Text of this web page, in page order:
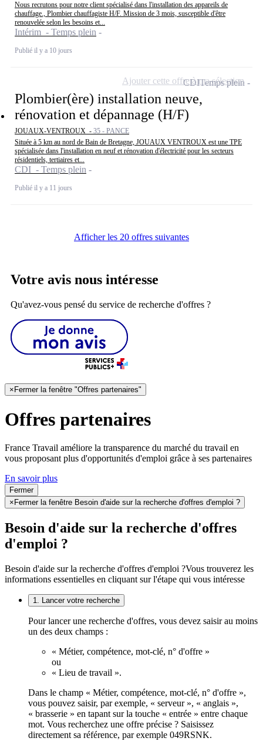
Nous recrutons pour notre client spécialisé dans l'installation des appareils de
chauffage., Plombier chauffagiste H/F. Mission de 3 mois, susceptible d'être
renouvelée selon les besoins et...
Intérim - Temps plein
Publié il y a 10 jours
Plombier(ère) installation neuve,
rénovation et dépannage (H/F)
JOUAUX-VENTROUX - 35 - PANCE
Située à 5 km au nord de Bain de Bretagne, JOUAUX VENTROUX est une TPE
spécialisée dans l'installation en neuf et rénovation d'électricité pour les secteurs
résidentiels, tertiaires et...
CDI - Temps plein
Publié il y a 11 jours
CDITemps plein
Ajouter cette offre à ma sélection
Afficher les 20 offres suivantes
Votre avis nous intéresse
Qu'avez-vous pensé du service de recherche d'offres ?
× Fermer la fenêtre "Offres partenaires"
Offres partenaires
France Travail améliore la transparence du marché du travail en
vous proposant plus d'opportunités d'emploi grâce à ses partenaires
En savoir plus
Fermer
× Fermer la fenêtre Besoin d'aide sur la recherche d'offres d'emploi ?
Besoin d'aide sur la recherche d'offres
d'emploi ?
Besoin d'aide sur la recherche d'offres d'emploi ?Vous trouverez les
informations essentielles en cliquant sur l'étape qui vous intéresse
1. Lancer votre recherche
Pour lancer une recherche d'offres, vous devez saisir au moins
un des deux champs :
« Métier, compétence, mot-clé, n° d'offre »
ou
« Lieu de travail ».
Dans le champ « Métier, compétence, mot-clé, n° d'offre »,
vous pouvez saisir, par exemple, « serveur », « anglais »,
« brasserie » en tapant sur la touche « entrée » entre chaque
mot. Vous recherchez une offre précise ? Saisissez
directement sa référence, par exemple 049RSNK.